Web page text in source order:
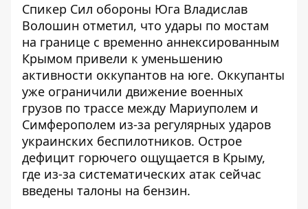
Спикер Сил обороны Юга Владислав
Волошин отметил, что удары по мостам
на границе с временно аннексированным
Крымом привели к уменьшению
активности оккупантов на юге. Оккупанты
уже ограничили движение военных
грузов по трассе между Мариуполем и
Симферополем из-за регулярных ударов
украинских беспилотников. Острое
дефицит горючего ощущается в Крыму,
где из-за систематических атак сейчас
введены талоны на бензин.